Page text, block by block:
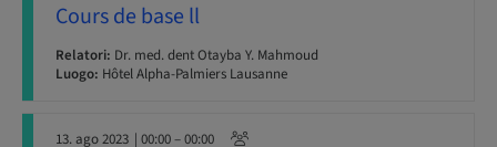
Cours de base ll
Relatori: Dr. med. dent Otayba Y. Mahmoud
Luogo: Hôtel Alpha-Palmiers Lausanne
13. ago 2023 | 00:00 – 00:00